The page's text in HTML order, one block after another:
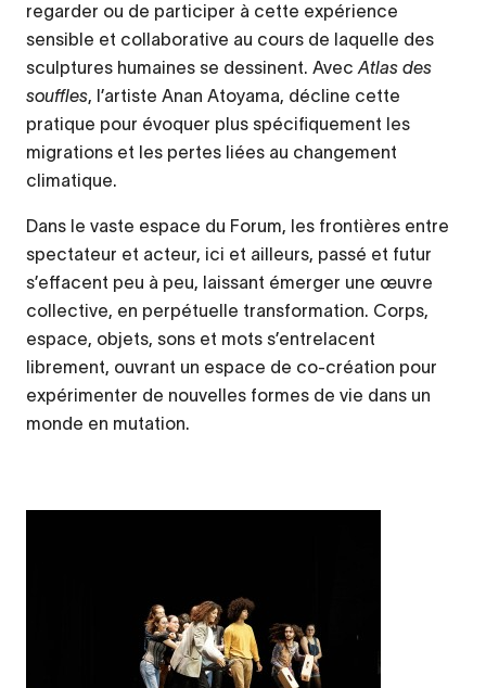
regarder ou de participer à cette expérience
sensible et collaborative au cours de laquelle des
sculptures humaines se dessinent. Avec Atlas des
souffles, l’artiste Anan Atoyama, décline cette
pratique pour évoquer plus spécifiquement les
migrations et les pertes liées au changement
climatique.
Dans le vaste espace du Forum, les frontières entre
spectateur et acteur, ici et ailleurs, passé et futur
s’effacent peu à peu, laissant émerger une œuvre
collective, en perpétuelle transformation. Corps,
espace, objets, sons et mots s’entrelacent
librement, ouvrant un espace de co-création pour
expérimenter de nouvelles formes de vie dans un
monde en mutation.